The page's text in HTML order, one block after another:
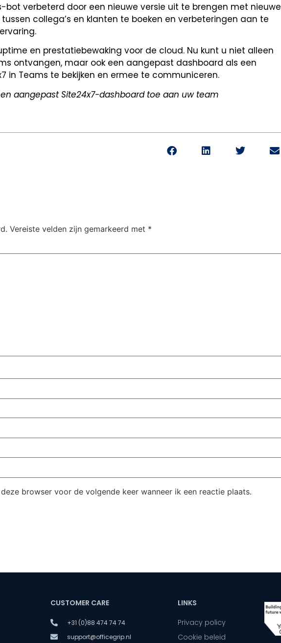
bot verbeterd door een nieuwe versie uit te brengen met nieuwe
collega’s en klanten te boeken en verbeteringen aan te
en prestatiebewaking voor de cloud. Nu kunt u niet alleen
ontvangen, maar ook een aangepast dashboard als een
in Teams te bekijken en ermee te communiceren.
aangepast Site24x7-dashboard toe aan uw team
Vereiste velden zijn gemarkeerd met *
browser voor de volgende keer wanneer ik een reactie plaats.
CUSTOMER CARE
+31 (0)88 474 74 74
support@officegrip.nl
LINKS
Privacy policy
Cookie beleid